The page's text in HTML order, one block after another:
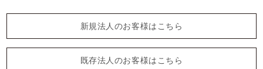
新規法人のお客様はこちら
既存法人のお客様はこちら